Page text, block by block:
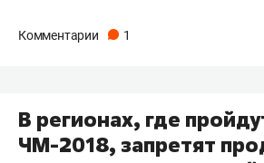
Комментарии 1
В регионах, где
ЧМ-2018, запретят